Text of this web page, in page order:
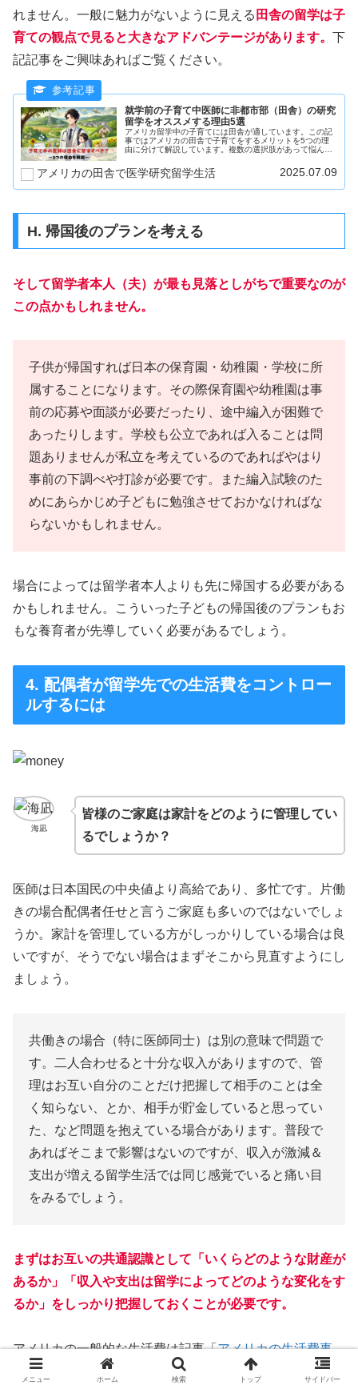
れません。一般に魅力がないように見える 田舎の留学は子
育ての観点で見ると大きなアドバンテージがあります。 下
記記事をご興味あればご覧ください。
就学前の子育て中医師に非都市部（田舎）の研究
留学をオススメする理由5選
アメリカ留学中の子育てには田舎が適しています。この記
事ではアメリカの田舎で子育てをするメリットを5つの理
由に分けて解説しています。複数の選択肢があって悩んで
てがっかりしている方は是非読んで参考にしていてくださ
い！
アメリカの田舎で医学研究留学生活 2025.07.09
H. 帰国後のプランを考える
そして留学者本人（夫）が最も見落としがちで重要なのが
この点かもしれません。
子供が帰国すれば日本の保育園・幼稚園・学校に所
属することになります。その際保育園や幼稚園は事
前の応募や面談が必要だったり、途中編入が困難で
あったりします。学校も公立であれば入ることは問
題ありませんが私立を考えているのであればやはり
事前の下調べや打診が必要です。また編入試験のた
めにあらかじめ子どもに勉強させておかなければな
らないかもしれません。
場合によっては留学者本人よりも先に帰国する必要がある
かもしれません。こういった子どもの帰国後のプランもお
もな養育者が先導していく必要があるでしょう。
4. 配偶者が留学先での生活費をコントロー
ルするには
海凪
皆様のご家庭は家計をどのように管理してい
るでしょうか？
医師は日本国民の中央値より高給であり、多忙です。片働
きの場合配偶者任せと言うご家庭も多いのではないでしょ
うか。家計を管理している方がしっかりしている場合は良
いですが、そうでない場合はまずそこから見直すようにし
ましょう。
共働きの場合（特に医師同士）は別の意味で問題で
す。二人合わせると十分な収入がありますので、管
理はお互い自分のことだけ把握して相手のことは全
く知らない、とか、相手が貯金していると思ってい
た、など問題を抱えている場合があります。普段で
あればそこまで影響はないのですが、収入が激減＆
支出が増える留学生活では同じ感覚でいると痛い目
をみるでしょう。
まずはお互いの共通認識として「いくらどのような財産が
あるか」「収入や支出は留学によってどのような変化をす
るか」をしっかり把握しておくことが必要です。
アメリカの一般的な生活費は記事「アメリカの生活費事
情：実際の出費についてわかりやすく解説」を参考にして
メニュー ホーム 検索 トップ サイドバー